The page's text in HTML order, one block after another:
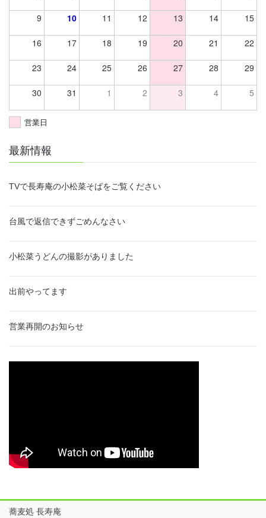
9 10 11 12 13 14 15
16 17 18 19 20 21 22
23 24 25 26 27 28 29
30 31 1 2 3 4 5
営業日
最新情報
TVで長寿庵の小松菜そばをご覧ください
台風で返信できずごめんなさい
小松菜うどんの撮影がありました
出前やってます
営業再開のお知らせ
蕎麦処 長寿庵